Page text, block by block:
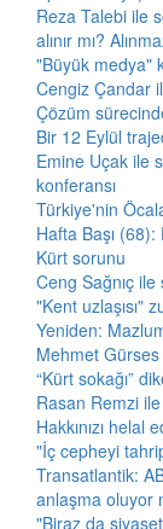
Reza Talebi ile
alınır mı?
"Büyük medya"
Cengiz Çandar
Çözüm
Bir 12 Eylül
Emine Uçak ile
konferansı
Türkiye'nin
Hafta Başı
Kürt sorunu
Ceng Sağnıç ile
"Kent uzlaşısı"
Yeniden:
Mehmet
“Kürt sokağı”
Rasan Remzi
Hakkınızı helal
"İç cepheyi
Transatlantik:
anlaşma oluyor
"Biraz da